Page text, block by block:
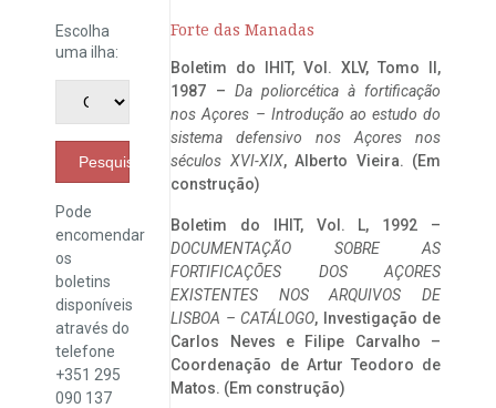
Escolha
uma ilha:
Pesquisar
Pode
encomendar
os
boletins
disponíveis
através do
telefone
+351 295
090 137
Forte das Manadas
Boletim do IHIT, Vol. XLV, Tomo II,
1987 – Da poliorcética à fortificação
nos Açores – Introdução ao estudo do
sistema defensivo nos Açores nos
séculos XVI-XIX, Alberto Vieira. (Em
construção)
Boletim do IHIT, Vol. L, 1992 –
DOCUMENTAÇÃO SOBRE AS
FORTIFICAÇÕES DOS AÇORES
EXISTENTES NOS ARQUIVOS DE
LISBOA – CATÁLOGO, Investigação de
Carlos Neves e Filipe Carvalho –
Coordenação de Artur Teodoro de
Matos. (Em construção)